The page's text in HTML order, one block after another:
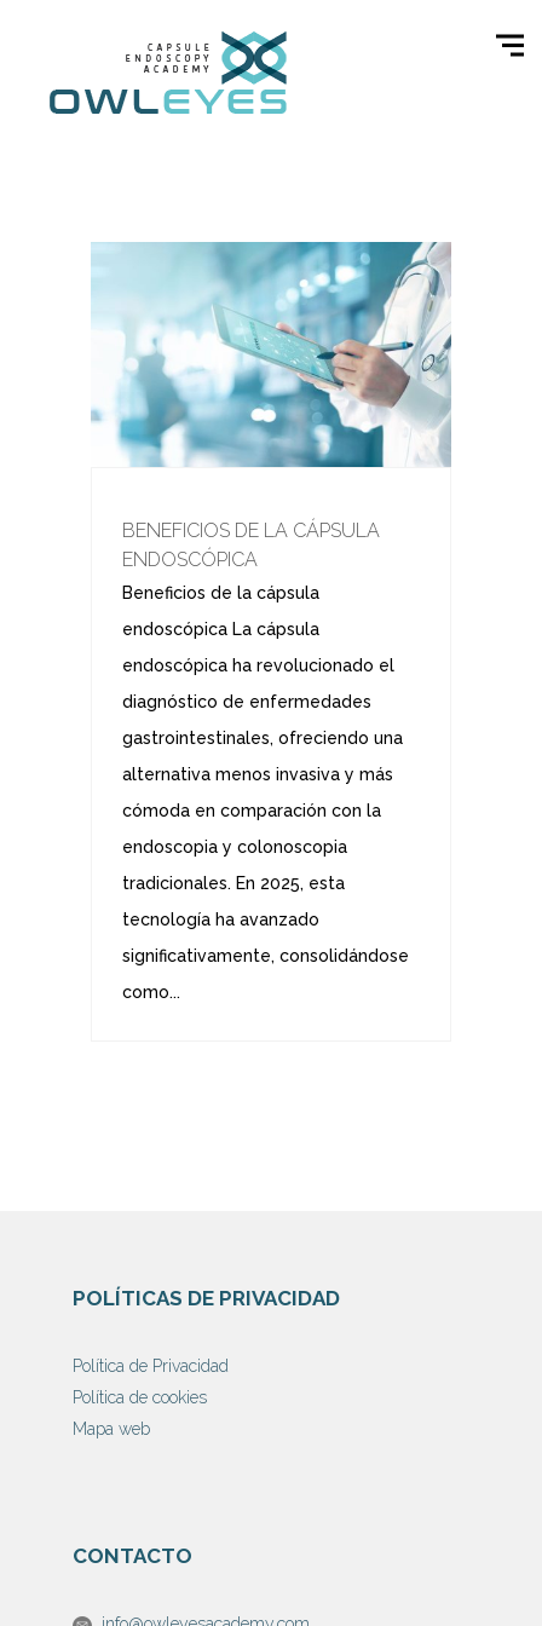
BENEFICIOS DE LA CÁPSULA
ENDOSCÓPICA
Beneficios de la cápsula
endoscópica La cápsula
endoscópica ha revolucionado el
diagnóstico de enfermedades
gastrointestinales, ofreciendo una
alternativa menos invasiva y más
cómoda en comparación con la
endoscopia y colonoscopia
tradicionales. En 2025, esta
tecnología ha avanzado
significativamente, consolidándose
como...
POLÍTICAS DE PRIVACIDAD
Política de Privacidad
Política de cookies
Mapa web
CONTACTO